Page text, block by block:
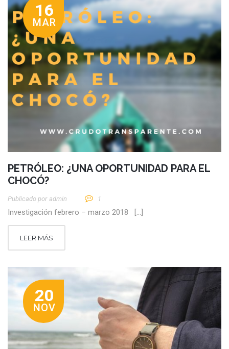
16
MAR
PETRÓLEO: ¿UNA OPORTUNIDAD PARA EL
CHOCÓ?
Publicado por Admin 1
Investigación febrero – marzo 2018 […]
LEER MÁS
20
NOV